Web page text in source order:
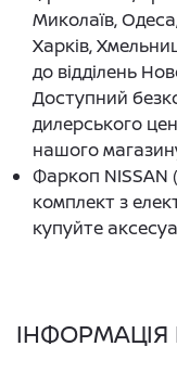
Миколаїв,
Харків,
до відділень
Доступний
дилерського
нашого
Фаркоп NISSAN
комплект з
купуйте